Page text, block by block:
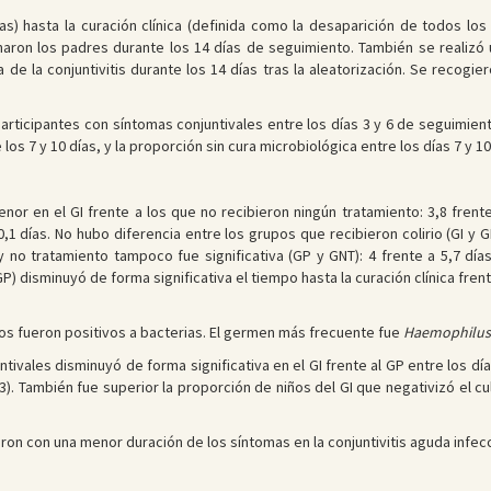
hasta la curación clínica (definida como la desaparición de todos
los padres durante los 14 días de seguimiento. También se
de la conjuntivitis durante los 14 días tras la aleatorización. Se
con síntomas conjuntivales entre los días 3 y 6 de
7 y 10 días, y la proporción sin cura microbiológica entre los días 7 y
en el GI frente a los que no recibieron ningún tratamiento: 3,8
días. No hubo diferencia entre los grupos que recibieron colirio (GI y
tratamiento tampoco fue significativa (GP y GNT): 4 frente a 5,7
disminuyó de forma significativa el tiempo hasta la curación clínica
fueron positivos a bacterias. El germen más frecuente fue
disminuyó de forma significativa en el GI frente al GP entre los
También fue superior la proporción de niños del GI que negativizó el
con una menor duración de los síntomas en la conjuntivitis aguda